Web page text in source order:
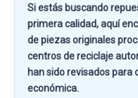
Si estás buscando
primera calidad, aquí
de piezas originales
centros de reciclaje
han sido revisados para
económica.